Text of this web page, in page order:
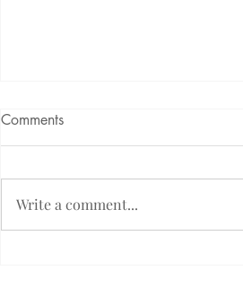
Comments
Write a comment...